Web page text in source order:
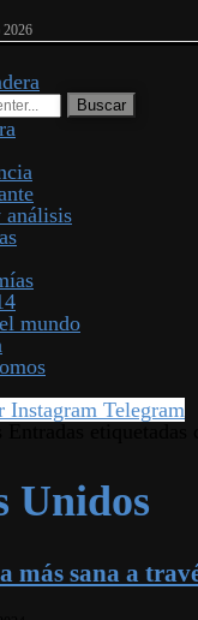
2026
mundo
Instagram Telegram
Unidos
más sana a